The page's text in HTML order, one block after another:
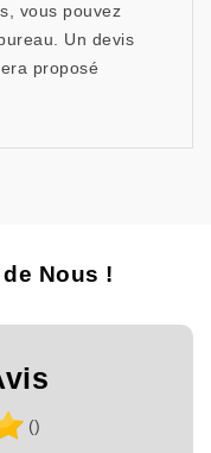
vous pouvez
Un devis
proposé
Nous !
()